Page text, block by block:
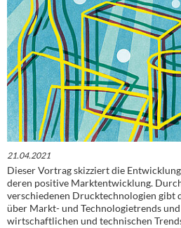
21.04.2021
Dieser Vortrag skizziert die
deren positive Marktentwicklung.
verschiedenen Drucktechnologien gibt
über Markt- und Technologietrends
wirtschaftlichen und technischen